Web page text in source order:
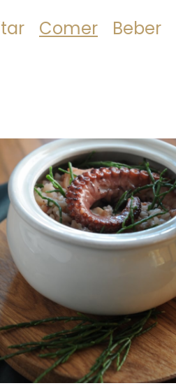
Comer Beber